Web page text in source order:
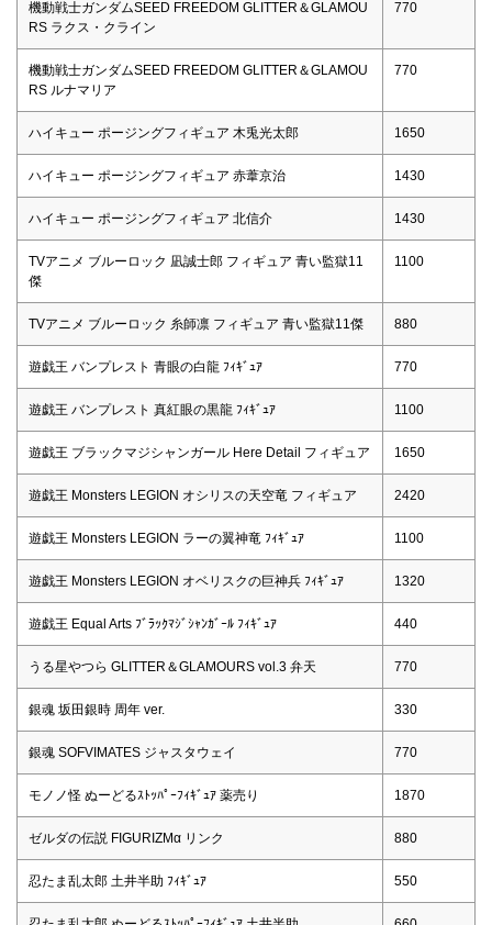
機動戦士ガンダムSEED FREEDOM GLITTER＆GLAMOU
RS ラクス・クライン
770
機動戦士ガンダムSEED FREEDOM GLITTER＆GLAMOU
RS ルナマリア
770
ハイキュー ポージングフィギュア 木兎光太郎 1650
ハイキュー ポージングフィギュア 赤葦京治 1430
ハイキュー ポージングフィギュア 北信介 1430
TVアニメ ブルーロック 凪誠士郎 フィギュア 青い監獄11
傑
1100
TVアニメ ブルーロック 糸師凛 フィギュア 青い監獄11傑 880
遊戯王 バンプレスト 青眼の白龍 ﾌｨｷﾞｭｱ 770
遊戯王 バンプレスト 真紅眼の黒龍 ﾌｨｷﾞｭｱ 1100
遊戯王 ブラックマジシャンガール Here Detail フィギュア 1650
遊戯王 Monsters LEGION オシリスの天空竜 フィギュア 2420
遊戯王 Monsters LEGION ラーの翼神竜 ﾌｨｷﾞｭｱ 1100
遊戯王 Monsters LEGION オベリスクの巨神兵 ﾌｨｷﾞｭｱ 1320
遊戯王 Equal Arts ﾌﾞﾗｯｸﾏｼﾞｼｬﾝｶﾞｰﾙ ﾌｨｷﾞｭｱ 440
うる星やつら GLITTER＆GLAMOURS vol.3 弁天 770
銀魂 坂田銀時 周年 ver. 330
銀魂 SOFVIMATES ジャスタウェイ 770
モノノ怪 ぬーどるｽﾄｯﾊﾟｰﾌｨｷﾞｭｱ 薬売り 1870
ゼルダの伝説 FIGURIZMα リンク 880
忍たま乱太郎 土井半助 ﾌｨｷﾞｭｱ 550